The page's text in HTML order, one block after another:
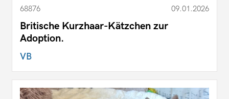
68876 09.01.2026
Britische Kurzhaar-Kätzchen zur
Adoption.
VB